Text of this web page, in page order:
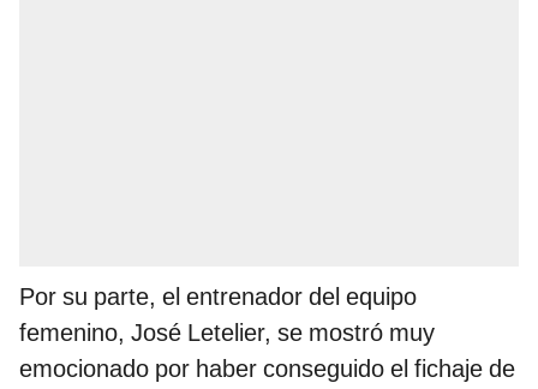
Por su parte, el entrenador del equipo
femenino, José Letelier, se mostró muy
emocionado por haber conseguido el fichaje de